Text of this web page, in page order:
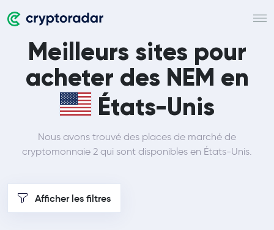
Meilleurs sites pour
acheter des NEM en
États-Unis
Nous avons trouvé des places de marché de
cryptomonnaie 2 qui sont disponibles en États-Unis.
Afficher les filtres